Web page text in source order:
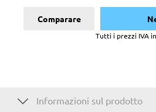
Comparare
Tutti i prezzi IVA
Informazioni sul prodotto